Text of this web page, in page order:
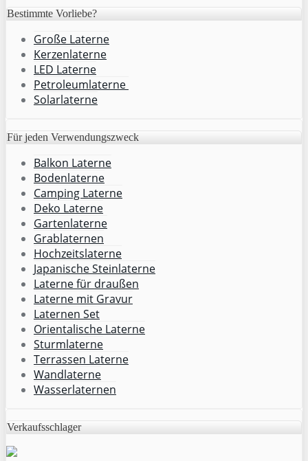
Bestimmte Vorliebe?
Große Laterne
Kerzenlaterne
LED Laterne
Petroleumlaterne
Solarlaterne
Für jeden Verwendungszweck
Balkon Laterne
Bodenlaterne
Camping Laterne
Deko Laterne
Gartenlaterne
Grablaternen
Hochzeitslaterne
Japanische Steinlaterne
Laterne für draußen
Laterne mit Gravur
Laternen Set
Orientalische Laterne
Sturmlaterne
Terrassen Laterne
Wandlaterne
Wasserlaternen
Verkaufsschlager